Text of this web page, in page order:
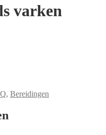
varken
, Bereidingen